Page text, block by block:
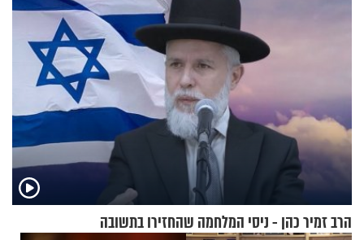
הרב זמיר כהן - ניסי המלחמה שהחזירו בתשובה